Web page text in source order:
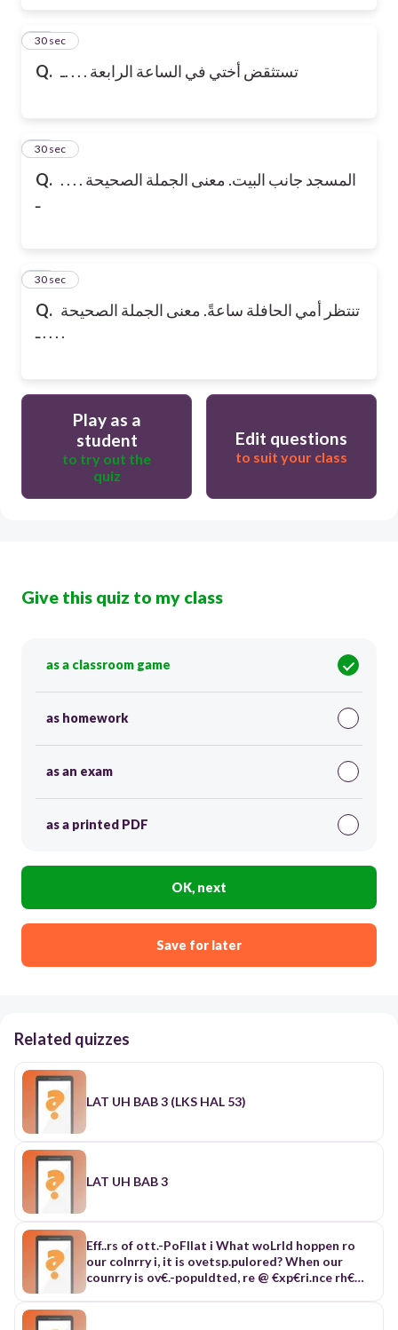
Q. تستثقض أختي في الساعة الرابعة . . . .ـ
18
30 sec
Q. المسجد جانب البيت. معنى الجملة الصحيحة . . . .
ـ
19
30 sec
Q. تنتظر أمي الحافلة ساعةً. معنى الجملة الصحيحة
. . . . ـ
20
30 sec
Play as a
student
to try out the
quiz
Edit questions
to suit your class
Give this quiz to my class
as a classroom game
as homework
as an exam
as a printed PDF
OK, next
Save for later
Related quizzes
LAT UH BAB 3 (LKS HAL 53)
LAT UH BAB 3
Eff..rs of ott.-PoFllat i What woLrld hoppen ro
our colnrry i, it is ovetsp.pulored? When our
counrry is ov€.-populdted, re @ €xp€ri.nce rh€